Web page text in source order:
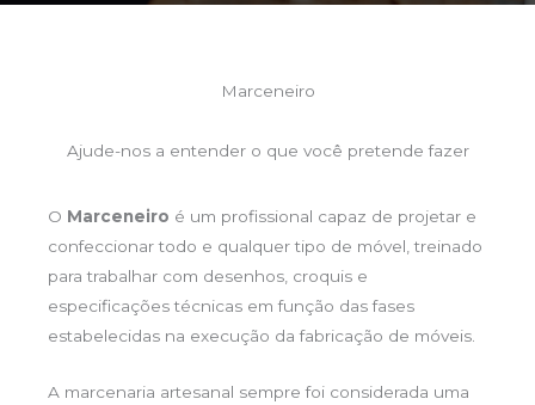
Marceneiro
Ajude-nos a entender o que você pretende fazer
O Marceneiro é um profissional capaz de projetar e
confeccionar todo e qualquer tipo de móvel, treinado
para trabalhar com desenhos, croquis e
especificações técnicas em função das fases
estabelecidas na execução da fabricação de móveis.
A marcenaria artesanal sempre foi considerada uma